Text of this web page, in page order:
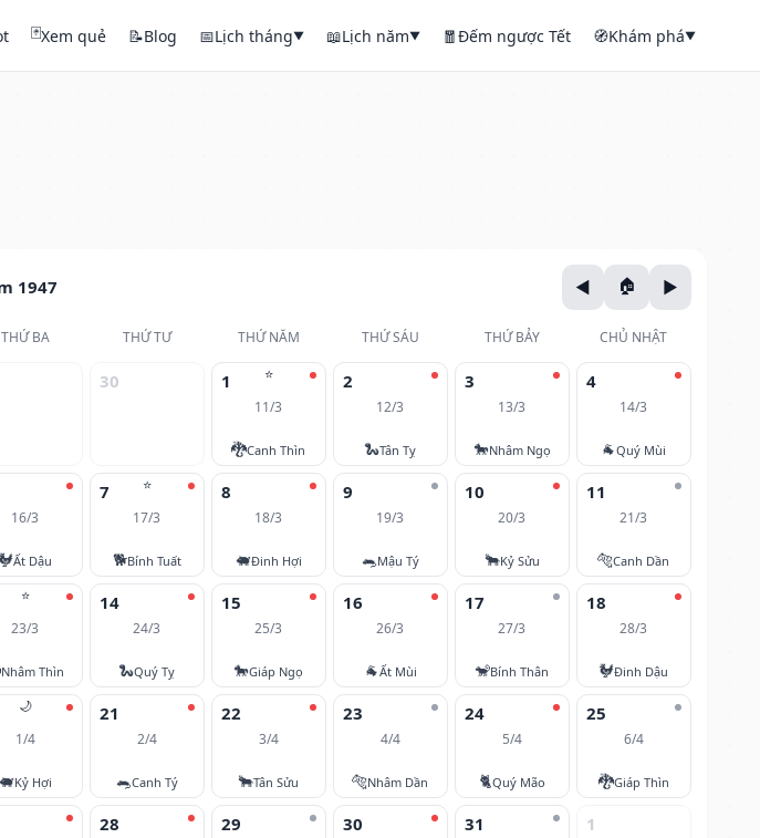
🃏Xem quẻ 📝Blog 📅Lịch tháng▼ 📖Lịch năm▼ 🧧Đếm ngược Tết 🧭Khám phá▼
1947
THỨ BA THỨ TƯ THỨ NĂM THỨ SÁU THỨ BẢY CHỦ NHẬT
30 ⭐
1
11/3
🐉Canh Thìn
2
12/3
🐍Tân Tỵ
3
13/3
🐎Nhâm Ngọ
4
14/3
🐐Quý Mùi
16/3
🐓Ất Dậu
⭐
7
17/3
🐕Bính Tuất
8
18/3
🐖Đinh Hợi
9
19/3
🐀Mậu Tý
10
20/3
🐂Kỷ Sửu
11
21/3
🐅Canh Dần
⭐
23/3
Nhâm Thìn
14
24/3
🐍Quý Tỵ
15
25/3
🐎Giáp Ngọ
16
26/3
🐐Ất Mùi
17
27/3
🐒Bính Thân
18
28/3
🐓Đinh Dậu
🌙
1/4
🐖Kỷ Hợi
21
2/4
🐀Canh Tý
22
3/4
🐂Tân Sửu
23
4/4
🐅Nhâm Dần
24
5/4
🐈Quý Mão
25
6/4
🐉Giáp Thìn
28 29 30 31 1